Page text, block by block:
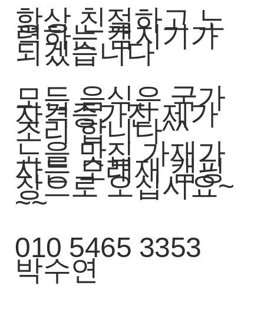
항상 친절하고 노
력하는 캠지기가
되겠습니다
모든 음식은 국가
자격증가진 제가
조리 합니다^^
노을 맛집 가재가
사는 모래재 캠핑
장으로 오십시요~
~~
010 5465 3353
박수연